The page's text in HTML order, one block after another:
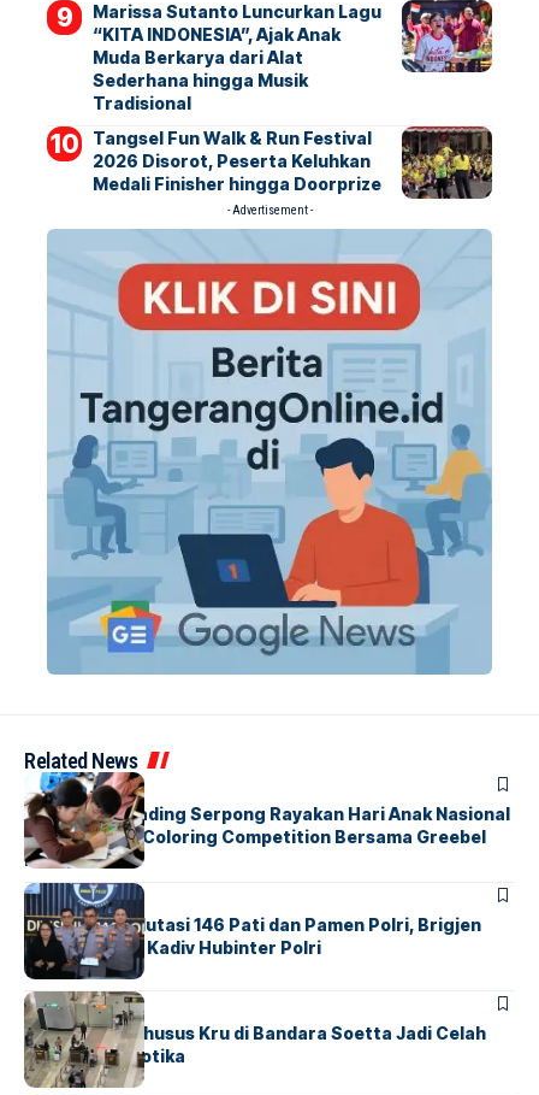
Marissa Sutanto Luncurkan Lagu
“KITA INDONESIA”, Ajak Anak
Muda Berkarya dari Alat
Sederhana hingga Musik
Tradisional
Tangsel Fun Walk & Run Festival
2026 Disorot, Peserta Keluhkan
Medali Finisher hingga Doorprize
- Advertisement -
Related News
BERITAINDEX
Atria Hotel Gading Serpong Rayakan Hari Anak Nasional
Lewat Family Coloring Competition Bersama Greebel
Indonesia
BERITA
Mabes Polri Mutasi 146 Pati dan Pamen Polri, Brigjen
Untung Jabat Kadiv Hubinter Polri
BANDARABERITA
Ketika Jalur Khusus Kru di Bandara Soetta Jadi Celah
Sindikat Narkotika